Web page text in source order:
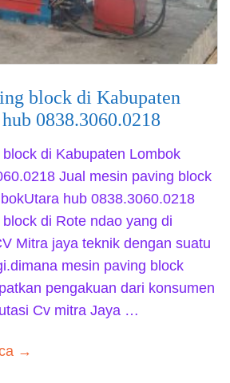
block di Kabupaten
0838.3060.0218
di Kabupaten Lombok
Jual mesin paving block
hub 0838.3060.0218
di Rote ndao yang di
Mitra jaya teknik dengan suatu
mesin paving block
pengakuan dari konsumen
Cv mitra Jaya …
→